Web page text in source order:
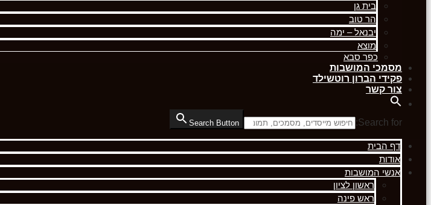
בית גן
הר טוב
יבנאל – ימה
מוצא
כפר סבא
מסמכי המושבות
פקידי הברון רוטשילד
צור קשר
Search for:
Search Button
דף הבית
אודות
אנשי המושבות
ראשון לציון
ראש פינה